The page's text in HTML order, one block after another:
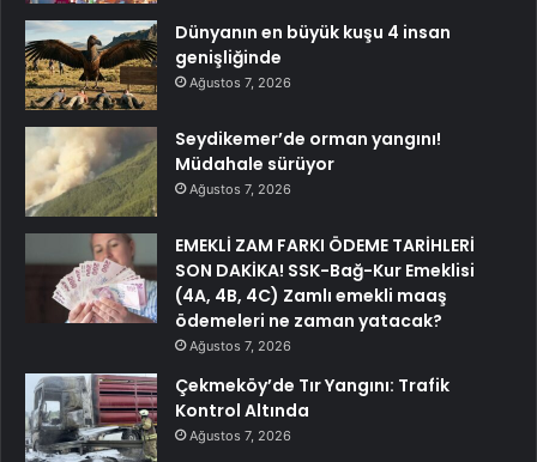
Dünyanın en büyük kuşu 4 insan
genişliğinde
Ağustos 7, 2026
Seydikemer’de orman yangını!
Müdahale sürüyor
Ağustos 7, 2026
EMEKLİ ZAM FARKI ÖDEME TARİHLERİ
SON DAKİKA! SSK-Bağ-Kur Emeklisi
(4A, 4B, 4C) Zamlı emekli maaş
ödemeleri ne zaman yatacak?
Ağustos 7, 2026
Çekmeköy’de Tır Yangını: Trafik
Kontrol Altında
Ağustos 7, 2026